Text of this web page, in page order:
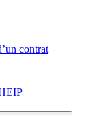
contrat